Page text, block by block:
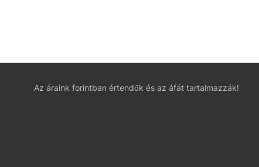
Az áraink forintban értendők és az áfát tartalmazzák!